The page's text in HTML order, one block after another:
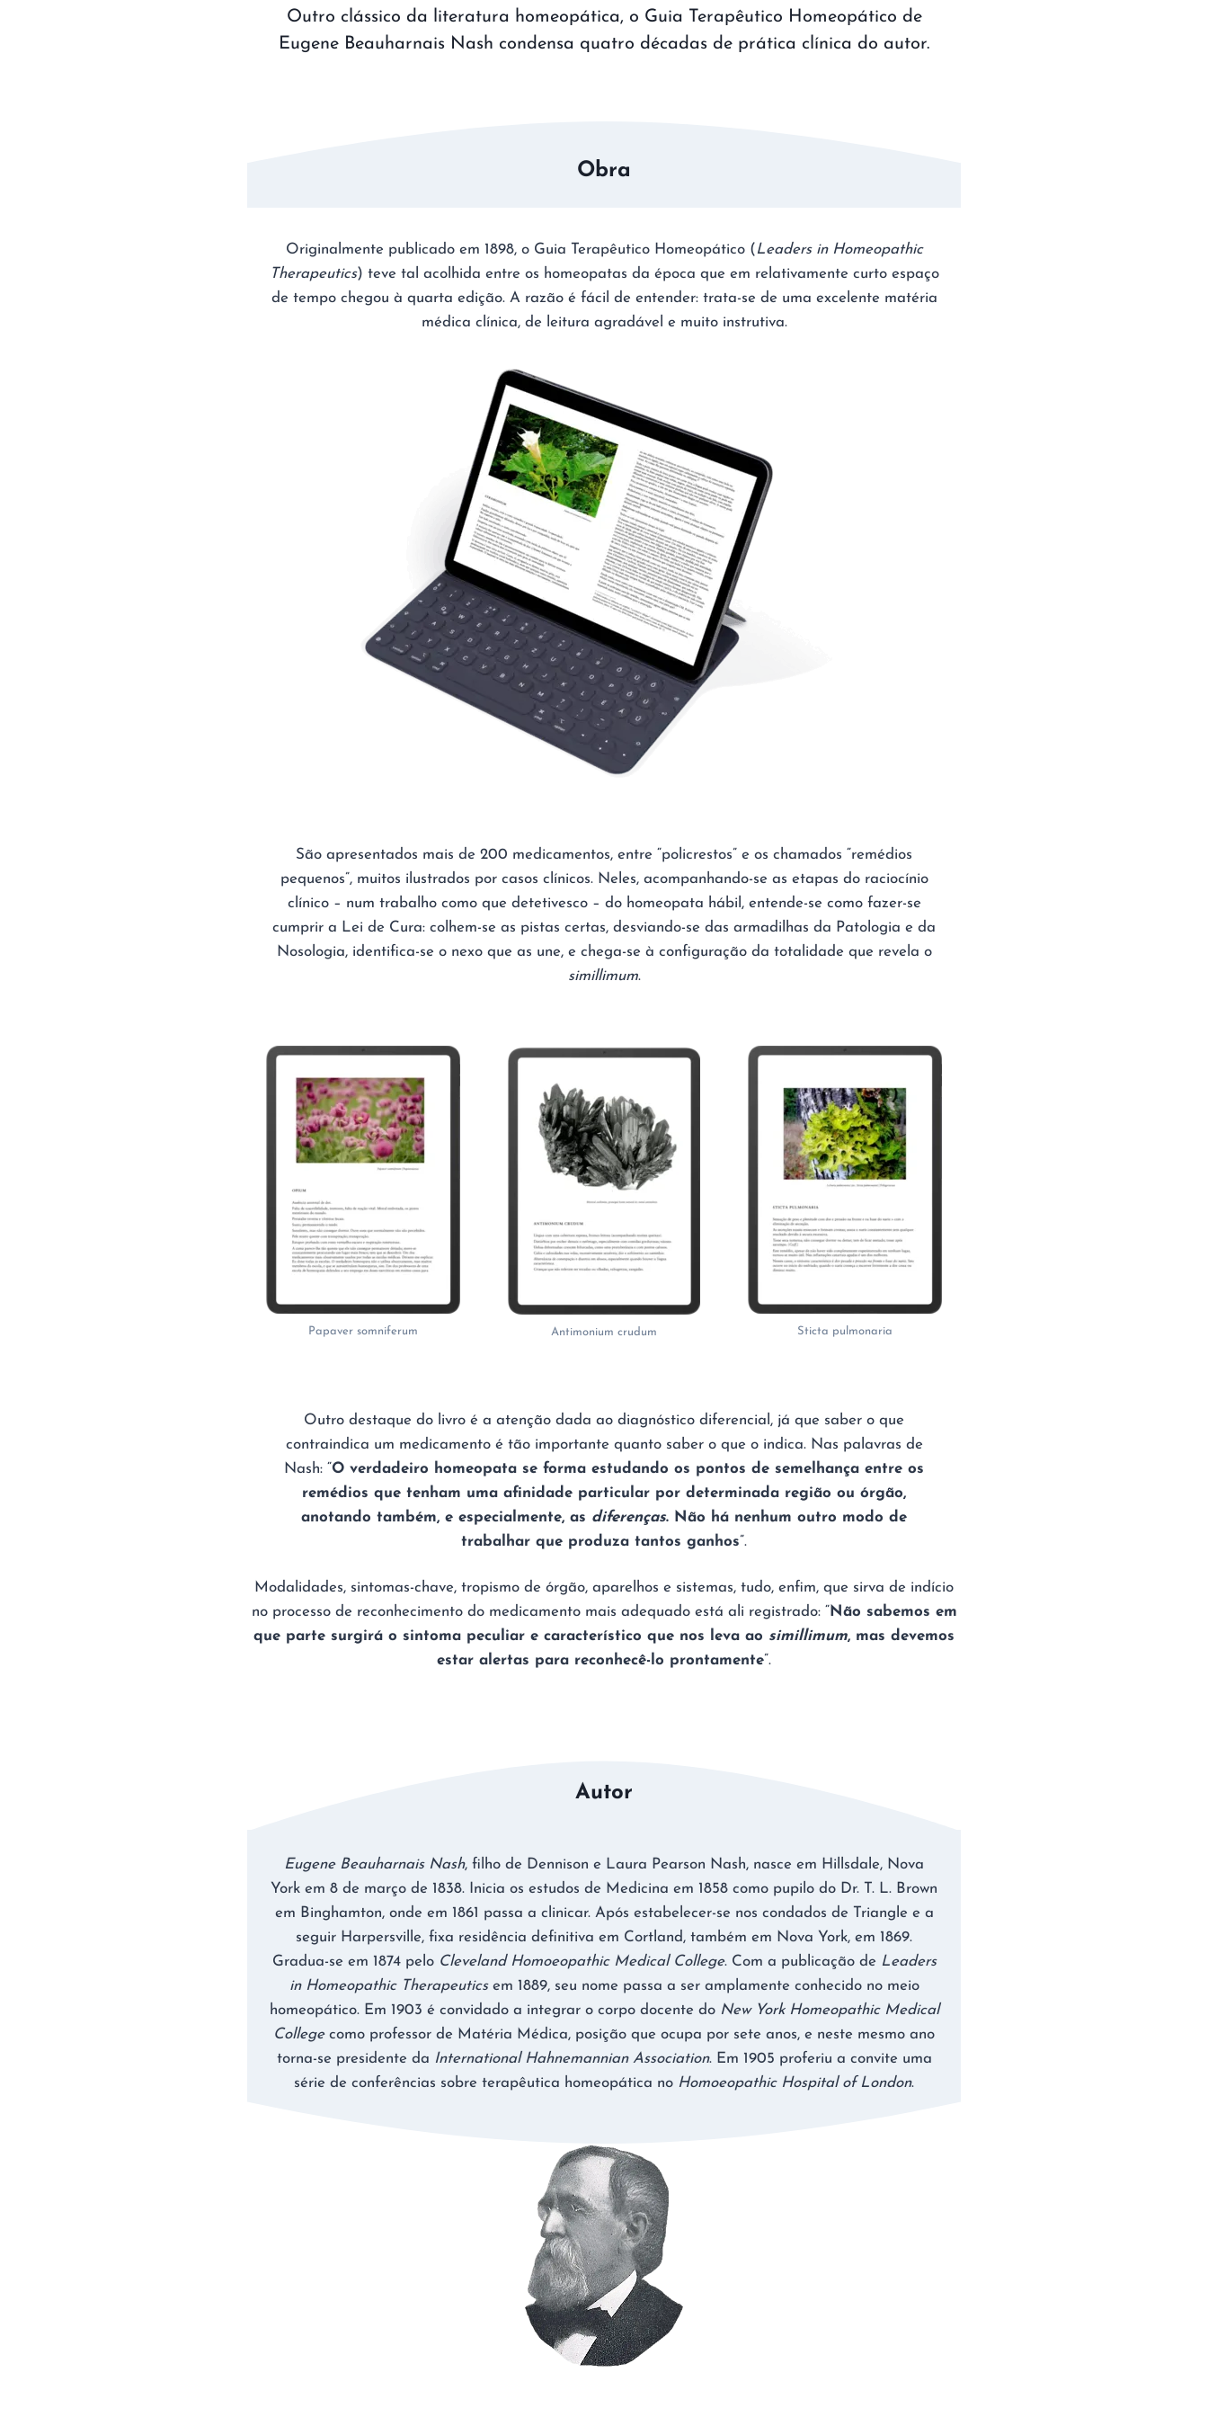
Outro clássico da literatura homeopática, o Guia Terapêutico Homeopático de
Eugene Beauharnais Nash condensa quatro décadas de prática clínica do autor.
Obra
Originalmente publicado em 1898, o Guia Terapêutico Homeopático ( Leaders in Homeopathic
Therapeutics) teve tal acolhida entre os homeopatas da época que em relativamente curto espaço
de tempo chegou à quarta edição. A razão é fácil de entender: trata-se de uma excelente matéria
médica clínica, de leitura agradável e muito instrutiva.
São apresentados mais de 200 medicamentos, entre “policrestos” e os chamados “remédios
pequenos”, muitos ilustrados por casos clínicos. Neles, acompanhando-se as etapas do raciocínio
clínico – num trabalho como que detetivesco – do homeopata hábil, entende-se como fazer-se
cumprir a Lei de Cura: colhem-se as pistas certas, desviando-se das armadilhas da Patologia e da
Nosologia, identifica-se o nexo que as une, e chega-se à configuração da totalidade que revela o
simillimum.
Papaver somniferum Antimonium crudum Sticta pulmonaria
Outro destaque do livro é a atenção dada ao diagnóstico diferencial, já que saber o que
contraindica um medicamento é tão importante quanto saber o que o indica. Nas palavras de
Nash: “O verdadeiro homeopata se forma estudando os pontos de semelhança entre os
remédios que tenham uma afinidade particular por determinada região ou órgão,
anotando também, e especialmente, as diferenças. Não há nenhum outro modo de
trabalhar que produza tantos ganhos”.
Modalidades, sintomas-chave, tropismo de órgão, aparelhos e sistemas, tudo, enfim, que sirva de indício
no processo de reconhecimento do medicamento mais adequado está ali registrado: “ Não sabemos em
que parte surgirá o sintoma peculiar e característico que nos leva ao simillimum, mas devemos
estar alertas para reconhecê-lo prontamente”.
Autor
Eugene Beauharnais Nash, filho de Dennison e Laura Pearson Nash, nasce em Hillsdale, Nova
York em 8 de março de 1838. Inicia os estudos de Medicina em 1858 como pupilo do Dr. T. L. Brown
em Binghamton, onde em 1861 passa a clinicar. Após estabelecer-se nos condados de Triangle e a
seguir Harpersville, fixa residência definitiva em Cortland, também em Nova York, em 1869.
Gradua-se em 1874 pelo Cleveland Homoeopathic Medical College. Com a publicação de Leaders
in Homeopathic Therapeuticsem 1889, seu nome passa a ser amplamente conhecido no meio
homeopático. Em 1903 é convidado a integrar o corpo docente do New York Homeopathic Medical
Collegecomo professor de Matéria Médica, posição que ocupa por sete anos, e neste mesmo ano
torna-se presidente da International Hahnemannian Association. Em 1905 proferiu a convite uma
série de conferências sobre terapêutica homeopática no Homoeopathic Hospital of London.